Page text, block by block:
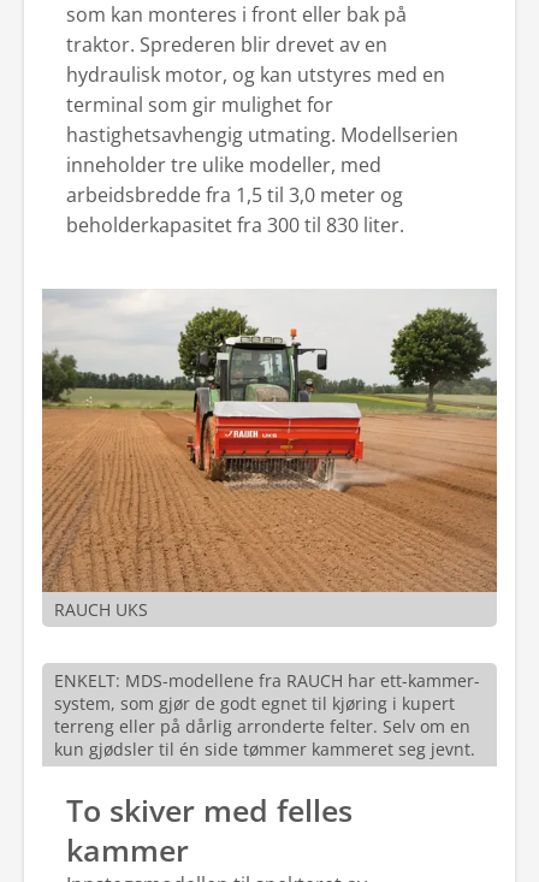
som kan monteres i front eller bak på
traktor. Sprederen blir drevet av en
hydraulisk motor, og kan utstyres med en
terminal som gir mulighet for
hastighetsavhengig utmating. Modellserien
inneholder tre ulike modeller, med
arbeidsbredde fra 1,5 til 3,0 meter og
beholderkapasitet fra 300 til 830 liter.
RAUCH UKS
To skiver med felles
kammer
ENKELT: MDS-modellene fra RAUCH har ett-kammer-
system, som gjør de godt egnet til kjøring i kupert
terreng eller på dårlig arronderte felter. Selv om en
kun gjødsler til én side tømmer kammeret seg jevnt.